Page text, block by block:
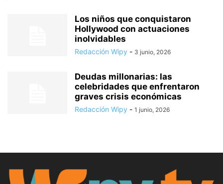
Los niños que conquistaron
Hollywood con actuaciones
inolvidables
Redacción Wipy - 3 junio, 2026
Deudas millonarias: las
celebridades que enfrentaron
graves crisis económicas
Redacción Wipy - 1 junio, 2026